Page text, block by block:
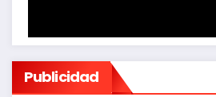
Publicidad